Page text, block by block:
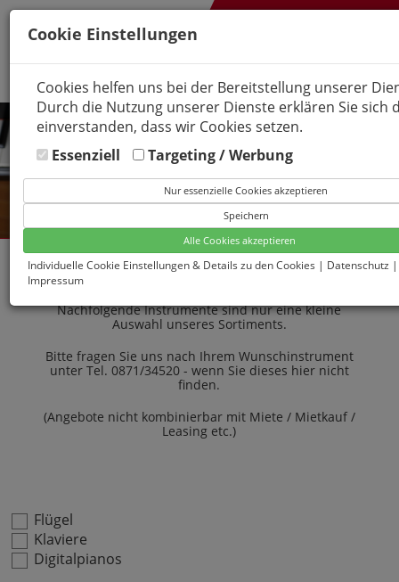
Cookie Einstellungen
Cookies helfen uns bei der Bereitstellung unserer
Durch die Nutzung unserer Dienste erklären Sie sich
einverstanden, dass wir Cookies setzen.
Essenziell
Targeting / Werbung
Nur essenzielle Cookies akzeptieren
Speichern
Alle Cookies akzeptieren
Individuelle Cookie Einstellungen & Details zu den Cookies | Datenschutz |
Impressum
ANGEBOTE
Nachfolgende Instrumente sind nur eine kleine
Auswahl unseres Sortiments.
Bitte fragen Sie uns nach Ihrem Wunschinstrument
unter Tel. 0871/34520 - wenn Sie dieses hier nicht
finden.
(Angebote nicht kombinierbar mit Miete / Mietkauf /
Leasing etc.)
Flügel
Klaviere
Digitalpianos